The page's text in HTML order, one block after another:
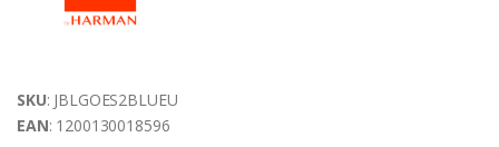
SKU: JBLGOES2BLUEU
EAN: 1200130018596